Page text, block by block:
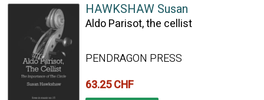
HAWKSHAW Susan
Aldo Parisot, the cellist
PENDRAGON PRESS
63.25 CHF